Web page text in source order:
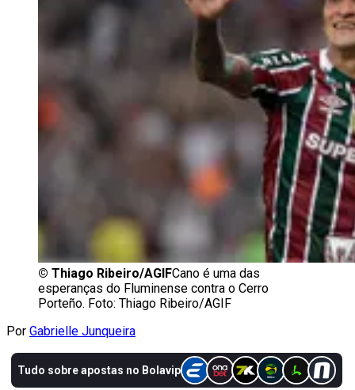
© Thiago Ribeiro/AGIFCano é uma das
esperanças do Fluminense contra o Cerro
Porteño. Foto: Thiago Ribeiro/AGIF
Por Gabrielle Junqueira